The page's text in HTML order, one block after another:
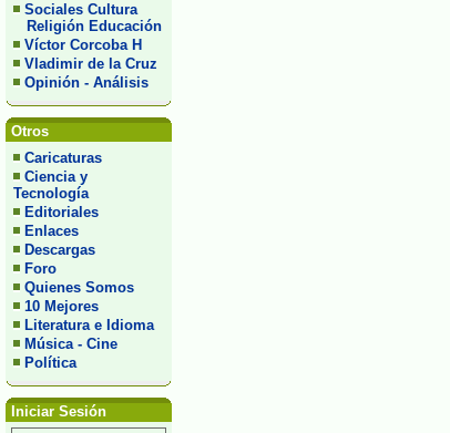
Sociales Cultura
Religión Educación
Víctor Corcoba H
Vladimir de la Cruz
Opinión - Análisis
Otros
Caricaturas
Ciencia y
Tecnología
Editoriales
Enlaces
Descargas
Foro
Quienes Somos
10 Mejores
Literatura e Idioma
Música - Cine
Política
Iniciar Sesión